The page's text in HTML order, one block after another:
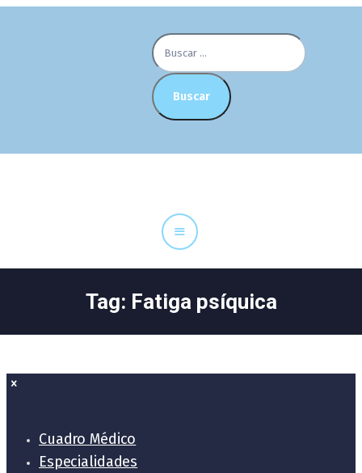
Buscar:
Tag: Fatiga psíquica
Cuadro Médico
Especialidades